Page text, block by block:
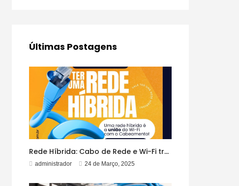
Últimas Postagens
Rede Híbrida: Cabo de Rede e Wi-Fi trabalhando Juntos!
administrador 24 de Março, 2025